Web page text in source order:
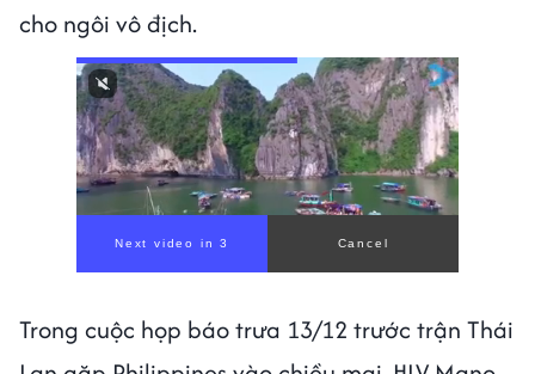
cho ngôi vô địch.
Trong cuộc họp báo trưa 13/12 trước trận Thái